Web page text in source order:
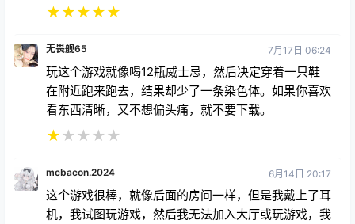
★★★★★
无畏舰65 7月17日 06:24
玩这个游戏就像喝12瓶威士忌，然后决定穿着一只鞋
在附近跑来跑去，结果却少了一条染色体。如果你喜欢
看东西清晰，又不想偏头痛，就不要下载。
★★ ★ ★ ★
mcbacon.2024 6月14日 20:17
这个游戏很棒，就像后面的房间一样，但是我戴上了耳
机，我试图玩游戏，然后我无法加入大厅或玩游戏，我